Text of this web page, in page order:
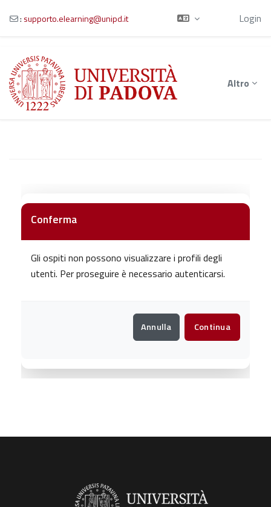
Vai al contenuto principale
: supporto.elearning@unipd.it Login
Altro
Conferma
Gli ospiti non possono visualizzare i profili degli
utenti. Per proseguire è necessario autenticarsi.
Annulla Continua